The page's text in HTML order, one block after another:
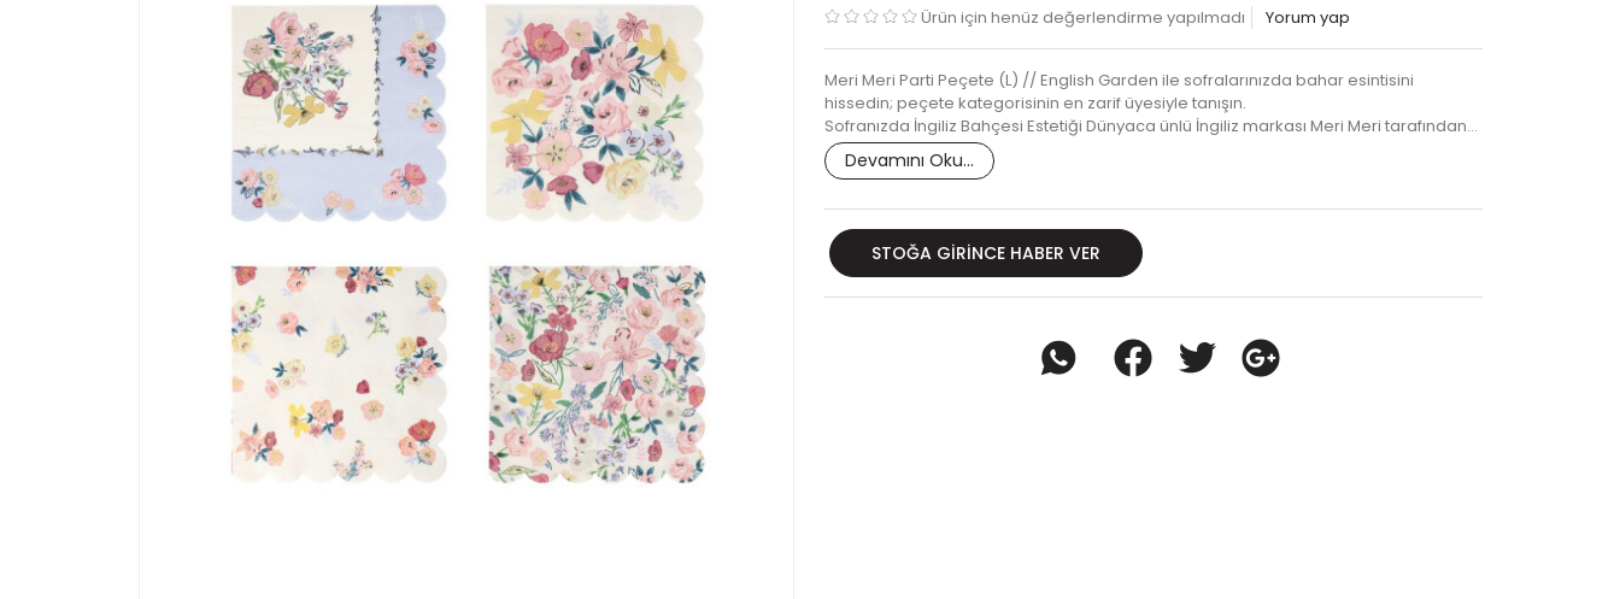
Ürün için henüz değerlendirme yapılmadı Yorum yap
Meri Meri Parti Peçete (L) // English Garden ile sofralarınızda bahar esintisini
hissedin; peçete kategorisinin en zarif üyesiyle tanışın.
Sofranızda İngiliz Bahçesi Estetiği Dünyaca ünlü İngiliz markası Meri Meri tarafından…
Devamını Oku...
STOĞA GIRINCE HABER VER